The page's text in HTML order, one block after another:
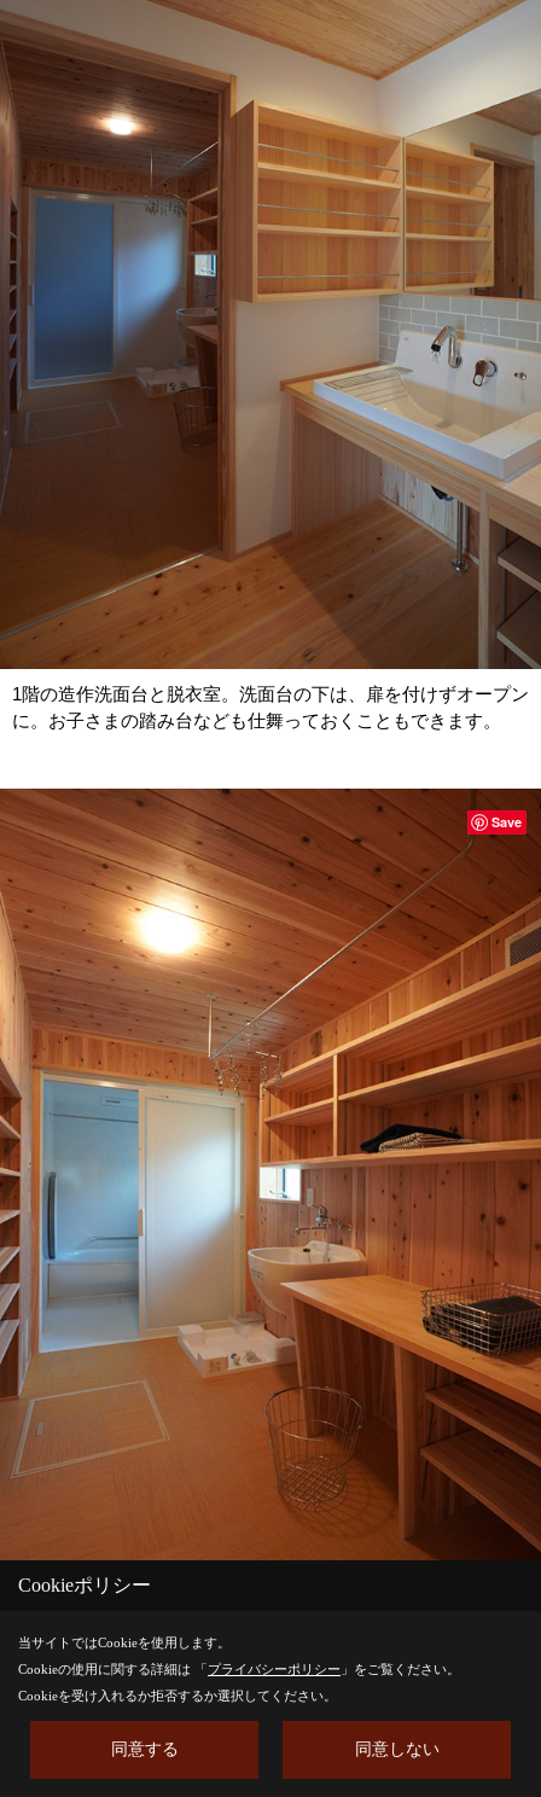
1階の造作洗面台と脱衣室。洗面台の下は、扉を付けずオープン
に。お子さまの踏み台なども仕舞っておくこともできます。
誰もが使いやすくなります。壁面は、調湿作用のある無垢の板
張りで仕上げています。
Save
Save
Cookieポリシー
当サイトではCookieを使用します。
Cookieの使用に関する詳細は 「プライバシーポリシー 」をご覧ください。
Cookieを受け入れるか拒否するか選択してください。
同意する 同意しない